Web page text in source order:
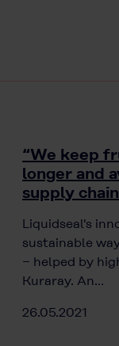
“We keep
longer and
supply
Liquidseal's
sustainable
− helped by
Kuraray. An…
26.05.2021